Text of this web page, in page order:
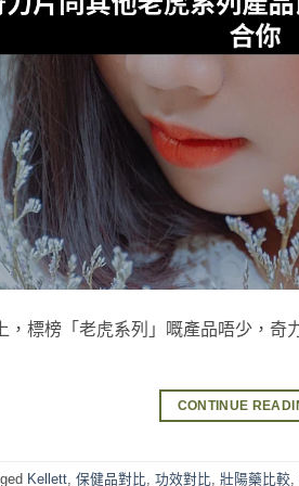
，標榜「老虎系列」嘅產品唔少，
CONTINUE
Kellett, 保健品對比, 功效對比, 壯陽藥比較,